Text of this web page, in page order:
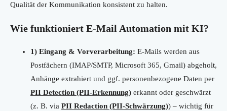
Qualität der Kommunikation konsistent zu halten.
Wie funktioniert E-Mail Automation mit KI?
1) Eingang & Vorverarbeitung: E-Mails werden aus
Postfächern (IMAP/SMTP, Microsoft 365, Gmail) abgeholt,
Anhänge extrahiert und ggf. personenbezogene Daten per
PII Detection (PII-Erkennung) erkannt oder geschwärzt
(z. B. via PII Redaction (PII-Schwärzung)) – wichtig für